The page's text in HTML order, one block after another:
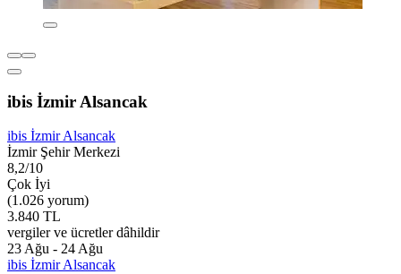
ibis İzmir Alsancak
ibis İzmir Alsancak
İzmir Şehir Merkezi
8,2/10
Çok İyi
(1.026 yorum)
3.840 TL
vergiler ve ücretler dâhildir
23 Ağu - 24 Ağu
ibis İzmir Alsancak